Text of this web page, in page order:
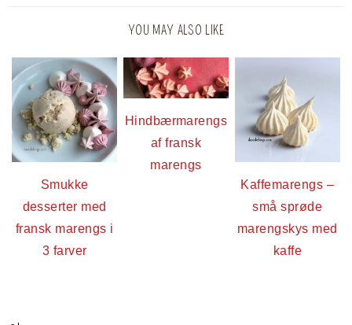
YOU MAY ALSO LIKE
Smukke
desserter med
fransk marengs i
3 farver
Hindbærmarengs
af fransk
marengs
Kaffemarengs –
små sprøde
marengskys med
kaffe